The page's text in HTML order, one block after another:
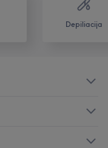
Depiliacija